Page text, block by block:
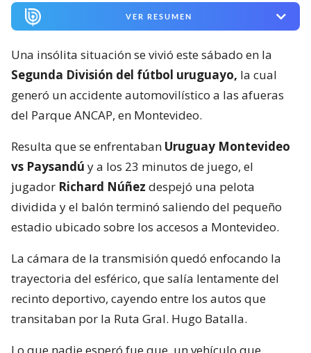
VER RESUMEN
Una insólita situación se vivió este sábado en la
Segunda División del fútbol uruguayo, la cual
generó un accidente automovilístico a las afueras
del Parque ANCAP, en Montevideo.
Resulta que se enfrentaban Uruguay Montevideo
vs Paysandú y a los 23 minutos de juego, el
jugador Richard Núñez despejó una pelota
dividida y el balón terminó saliendo del pequeño
estadio ubicado sobre los accesos a Montevideo.
La cámara de la transmisión quedó enfocando la
trayectoria del esférico, que salía lentamente del
recinto deportivo, cayendo entre los autos que
transitaban por la Ruta Gral. Hugo Batalla.